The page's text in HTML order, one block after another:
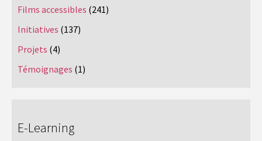
Films accessibles (241)
Initiatives (137)
Projets (4)
Témoignages (1)
E-Learning